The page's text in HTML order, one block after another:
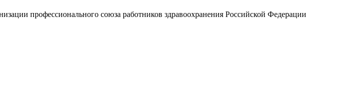
профессионального союза работников здравоохранения Российской Федерации